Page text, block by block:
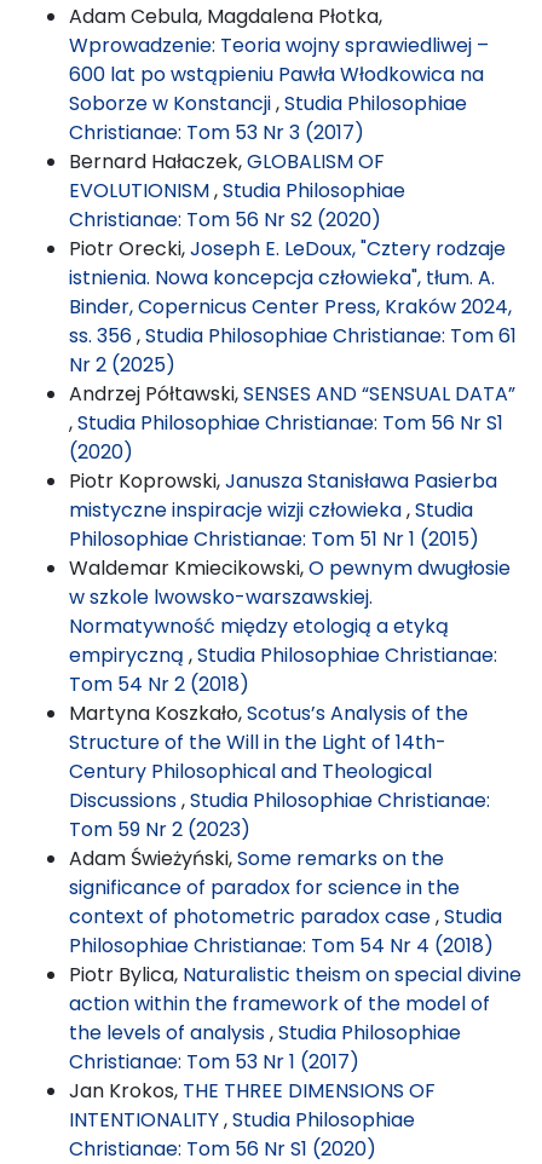
Adam Cebula, Magdalena Płotka,
Wprowadzenie: Teoria wojny sprawiedliwej –
600 lat po wstąpieniu Pawła Włodkowica na
Soborze w Konstancji,Studia Philosophiae
Christianae: Tom 53 Nr 3 (2017)
Bernard Hałaczek,GLOBALISM OF
EVOLUTIONISM,Studia Philosophiae
Christianae: Tom 56 Nr S2 (2020)
Piotr Orecki,Joseph E. LeDoux, "Cztery rodzaje
istnienia. Nowa koncepcja człowieka", tłum. A.
Binder, Copernicus Center Press, Kraków 2024,
ss. 356,Studia Philosophiae Christianae: Tom 61
Nr 2 (2025)
Andrzej Półtawski,SENSES AND “SENSUAL DATA”
,Studia Philosophiae Christianae: Tom 56 Nr S1
(2020)
Piotr Koprowski,Janusza Stanisława Pasierba
mistyczne inspiracje wizji człowieka,Studia
Philosophiae Christianae: Tom 51 Nr 1 (2015)
Waldemar Kmiecikowski,O pewnym dwugłosie
w szkole lwowsko-warszawskiej.
Normatywność między etologią a etyką
empiryczną ,Studia Philosophiae Christianae:
Tom 54 Nr 2 (2018)
Martyna Koszkało,Scotus’s Analysis of the
Structure of the Will in the Light of 14th-
Century Philosophical and Theological
Discussions,Studia Philosophiae Christianae:
Tom 59 Nr 2 (2023)
Adam Świeżyński,Some remarks on the
significance of paradox for science in the
context of photometric paradox case,Studia
Philosophiae Christianae: Tom 54 Nr 4 (2018)
Piotr Bylica, Naturalistic theism on special divine
action within the framework of the model of
the levels of analysis,Studia Philosophiae
Christianae: Tom 53 Nr 1 (2017)
Jan Krokos, THE THREE DIMENSIONS OF
INTENTIONALITY,Studia Philosophiae
Christianae: Tom 56 Nr S1 (2020)